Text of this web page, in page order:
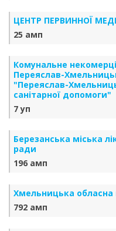
ЦЕНТР ПЕРВИННОЇ
25 амп
Комунальне
Переяслав-
"Переяслав-
санітарної допомоги"
7 уп
Березанська міська
ради
196 амп
Хмельницька обласна
792 амп